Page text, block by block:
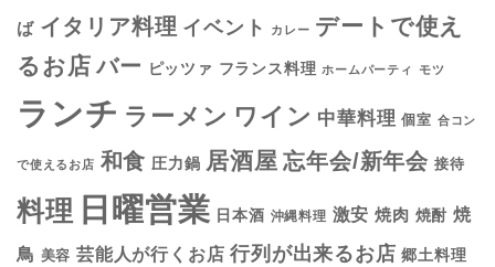
ば イタリア料理 イベント カレー デートで使え
るお店 バー ピッツァ フランス料理 ホームパーティ モツ
ランチ ラーメン ワイン 中華料理 個室 合コン
で使えるお店 和食 圧力鍋 居酒屋 忘年会/新年会 接待
料理 日曜営業 日本酒 沖縄料理 激安 焼肉 焼酎 焼
鳥 美容 芸能人が行くお店 行列が出来るお店 郷土料理